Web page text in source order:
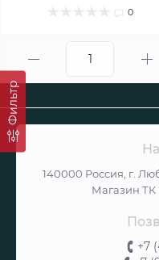
Фильтр
0
140000 Россия, г.
Магазин ТК
+7